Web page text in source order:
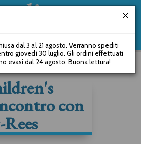
con
dal 3 al 21 agosto. Verranno spediti
giovedì 30 luglio. Gli ordini effettuati
evasi dal 24 agosto. Buona lettura!